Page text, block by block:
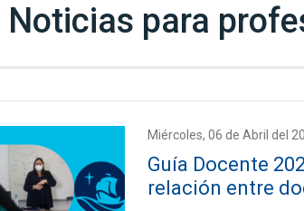
Noticias para
Miércoles, 06 de Abril del
Guía Docente
relación entre